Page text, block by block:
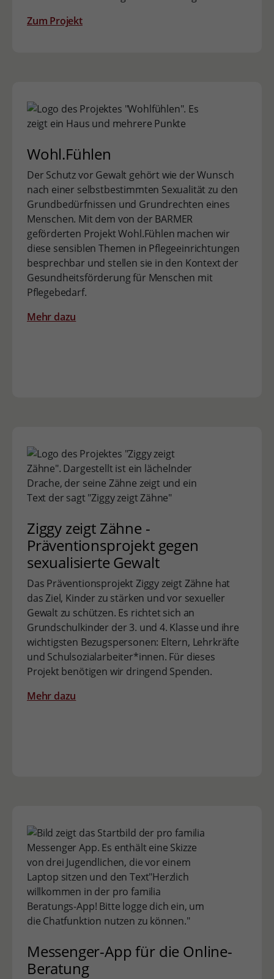
Zum Projekt
Wohl.Fühlen
Der Schutz vor Gewalt gehört wie der Wunsch
nach einer selbstbestimmten Sexualität zu den
Grundbedürfnissen und Grundrechten eines
Menschen. Mit dem von der BARMER
geförderten Projekt Wohl.Fühlen machen wir
diese sensiblen Themen in Pflegeeinrichtungen
besprechbar und stellen sie in den Kontext der
Gesundheitsförderung für Menschen mit
Pflegebedarf.
Mehr dazu
Ziggy zeigt Zähne -
Präventionsprojekt gegen
sexualisierte Gewalt
Das Präventionsprojekt Ziggy zeigt Zähne hat
das Ziel, Kinder zu stärken und vor sexueller
Gewalt zu schützen. Es richtet sich an
Grundschulkinder der 3. und 4. Klasse und ihre
wichtigsten Bezugspersonen: Eltern, Lehrkräfte
und Schulsozialarbeiter*innen. Für dieses
Projekt benötigen wir dringend Spenden.
Mehr dazu
Messenger-App für die Online-
Beratung